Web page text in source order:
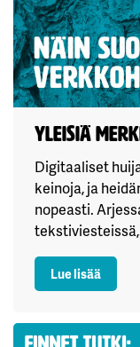
Yleisiä
Digitaaliset
keinoja, ja
nopeasti.
Lue lisää